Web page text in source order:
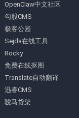
OpenClaw中文社区
勾股CMS
极客公园
Sejda在线工具
Rocky
免费在线抠图
Translate自动翻译
迅睿CMS
骏马货架